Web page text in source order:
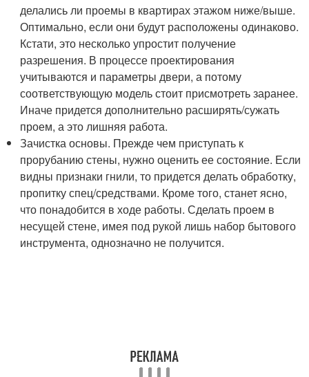
делались ли проемы в квартирах этажом ниже/выше.
Оптимально, если они будут расположены одинаково.
Кстати, это несколько упростит получение
разрешения. В процессе проектирования
учитываются и параметры двери, а потому
соответствующую модель стоит присмотреть заранее.
Иначе придется дополнительно расширять/сужать
проем, а это лишняя работа.
Зачистка основы. Прежде чем приступать к
прорубанию стены, нужно оценить ее состояние. Если
видны признаки гнили, то придется делать обработку,
пропитку спец/средствами. Кроме того, станет ясно,
что понадобится в ходе работы. Сделать проем в
несущей стене, имея под рукой лишь набор бытового
инструмента, однозначно не получится.